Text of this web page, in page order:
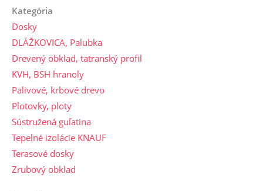
Kategória
Dosky
DLÁŽKOVICA, Palubka
Drevený obklad, tatranský profil
KVH, BSH hranoly
Palivové, krbové drevo
Plotovky, ploty
Sústružená guľatina
Tepelné izolácie KNAUF
Terasové dosky
Zrubový obklad